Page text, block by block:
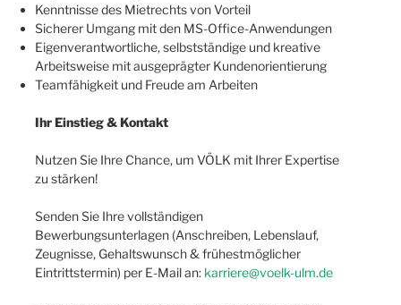
Kenntnisse des Mietrechts von Vorteil
Sicherer Umgang mit den MS-Office-Anwendungen
Eigenverantwortliche, selbstständige und kreative
Arbeitsweise mit ausgeprägter Kundenorientierung
Teamfähigkeit und Freude am Arbeiten
Ihr Einstieg & Kontakt
Nutzen Sie Ihre Chance, um VÖLK mit Ihrer Expertise
zu stärken!
Senden Sie Ihre vollständigen
Bewerbungsunterlagen (Anschreiben, Lebenslauf,
Zeugnisse, Gehaltswunsch & frühestmöglicher
Eintrittstermin) per E-Mail an: karriere@voelk-ulm.de